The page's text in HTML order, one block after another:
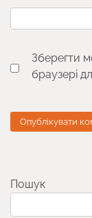
Зберегти
браузері
Пошук